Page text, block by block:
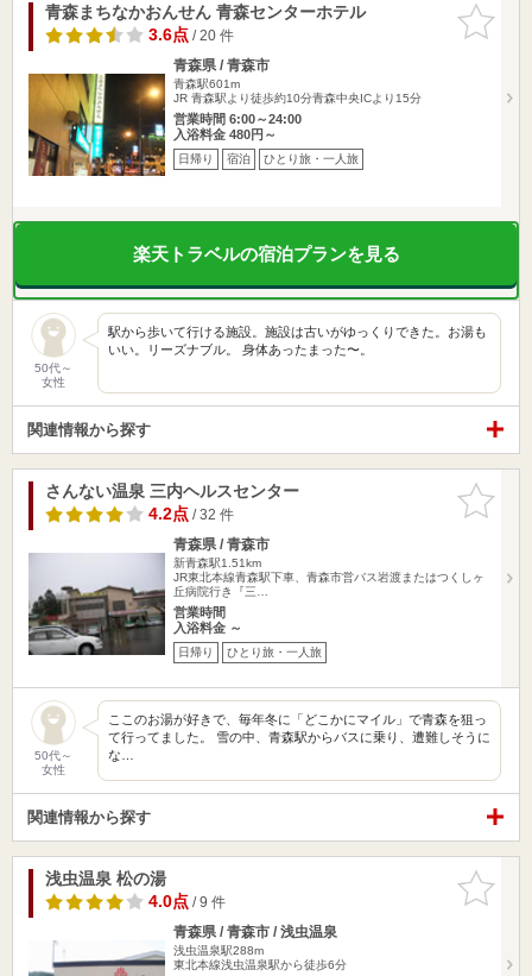
お気に入
りに追加
青森まちなかおんせん 青森センターホテル
3.6点/ 20 件
青森県 / 青森市
青森駅601m
JR 青森駅より徒歩約10分青森中央ICより15分
営業時間 6:00～24:00
入浴料金 480円～
日帰り 宿泊 ひとり旅・一人旅
楽天トラベルの宿泊プランを見る
50代～
女性
駅から歩いて行ける施設。施設は古いがゆっくりできた。お湯も
いい。リーズナブル。 身体あったまった〜。
関連情報から探す
お気に入
りに追加
さんない温泉 三内ヘルスセンター
4.2点/ 32 件
青森県 / 青森市
新青森駅1.51km
JR東北本線青森駅下車、青森市営バス岩渡またはつくしヶ
丘病院行き『三…
営業時間
入浴料金 ～
日帰り ひとり旅・一人旅
50代～
女性
ここのお湯が好きで、毎年冬に「どこかにマイル」で青森を狙っ
て行ってました。 雪の中、青森駅からバスに乗り、遭難しそうに
な…
関連情報から探す
お気に入
りに追加
浅虫温泉 松の湯
4.0点/ 9 件
青森県 / 青森市 / 浅虫温泉
浅虫温泉駅288m
東北本線浅虫温泉駅から徒歩6分